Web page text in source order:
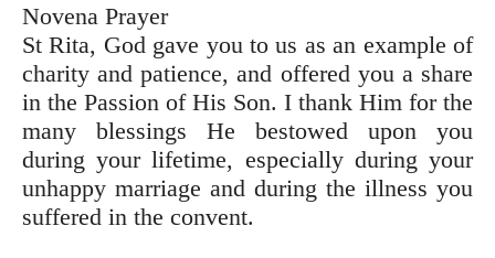
Novena Prayer
St Rita, God gave you to us as an example of
charity and patience, and offered you a share
in the Passion of His Son. I thank Him for the
many blessings He bestowed upon you
during your lifetime, especially during your
unhappy marriage and during the illness you
suffered in the convent.